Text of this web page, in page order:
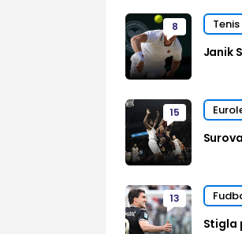
8 Tenis
Janik
15
13
Stigla